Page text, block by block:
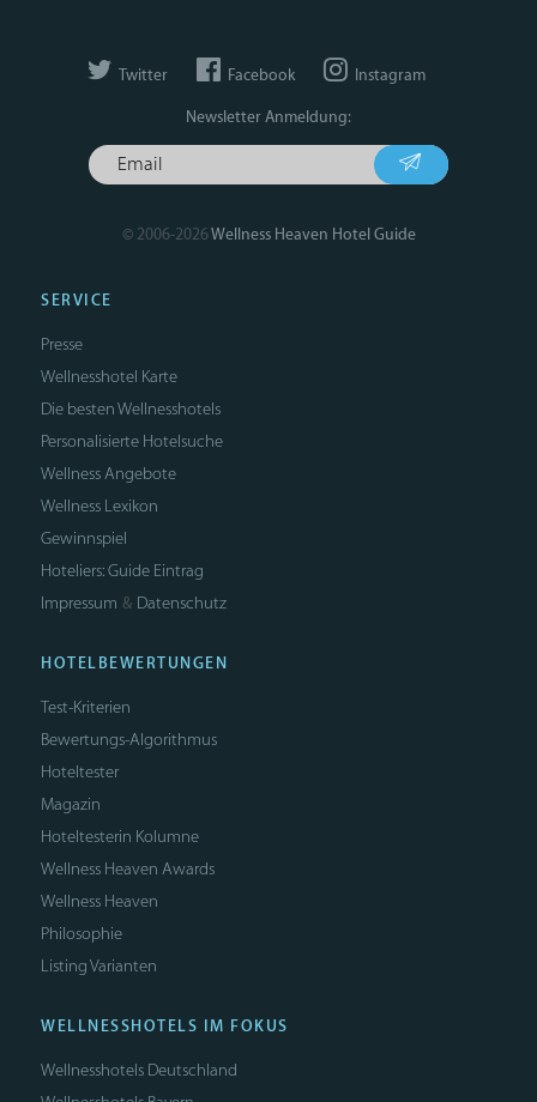
Twitter Facebook Instagram
Newsletter Anmeldung:
© 2006-2026Wellness Heaven Hotel Guide
SERVICE
Presse
Wellnesshotel Karte
Die besten Wellnesshotels
Personalisierte Hotelsuche
Wellness Angebote
Wellness Lexikon
Gewinnspiel
Hoteliers: Guide Eintrag
Impressum & Datenschutz
HOTELBEWERTUNGEN
Test-Kriterien
Bewertungs-Algorithmus
Hoteltester
Magazin
Hoteltesterin Kolumne
Wellness Heaven Awards
Wellness Heaven
Philosophie
Listing Varianten
WELLNESSHOTELS IM FOKUS
Wellnesshotels Deutschland